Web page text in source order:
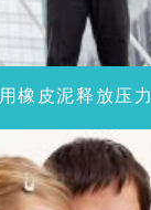
用橡皮泥释放压力